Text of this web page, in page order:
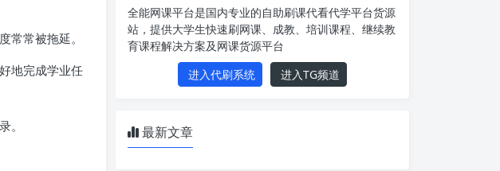
常常被拖延。
地完成学业任
。
全能网课平台是国内专业的自助刷课代看代学平台货源
站，提供大学生快速刷网课、成教、培训课程、继续教
育课程解决方案及网课货源平台
进入代刷系统
进入TG频道
最新文章